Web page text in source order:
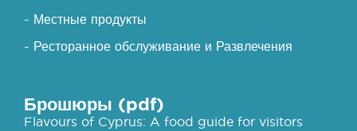
- Местные продукты
- Ресторанное обслуживание и Развлечения
Брошюры (pdf)
Flavours of Cyprus: A food guide for visitors